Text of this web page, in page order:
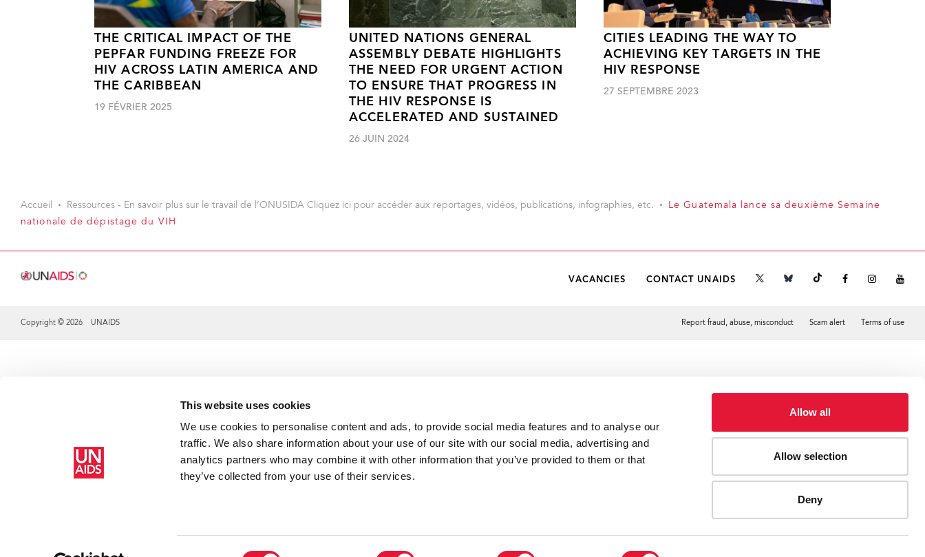
This website uses cookies
We use cookies to personalise content and ads, to provide social media features and to analyse our
traffic. We also share information about your use of our site with our social media, advertising and
analytics partners who may combine it with other information that you’ve provided to them or that
they’ve collected from your use of their services.
Allow all
Allow selection
Deny
THE CRITICAL IMPACT OF THE
PEPFAR FUNDING FREEZE FOR
HIV ACROSS LATIN AMERICA AND
THE CARIBBEAN
19 FÉVRIER 2025
UNITED NATIONS GENERAL
ASSEMBLY DEBATE HIGHLIGHTS
THE NEED FOR URGENT ACTION
TO ENSURE THAT PROGRESS IN
THE HIV RESPONSE IS
ACCELERATED AND SUSTAINED
26 JUIN 2024
CITIES LEADING THE WAY TO
ACHIEVING KEY TARGETS IN THE
HIV RESPONSE
27 SEPTEMBRE 2023
Accueil Ressources - En savoir plus sur le travail de l’ONUSIDA Cliquez ici pour accéder aux reportages, vidéos, publications, infographies, etc.
Le Guatemala lance sa deuxième Semaine
nationale de dépistage du VIH
VACANCIES CONTACT UNAIDS
Copyright © 2026 UNAIDS Report fraud, abuse, misconduct Scam alert Terms of use